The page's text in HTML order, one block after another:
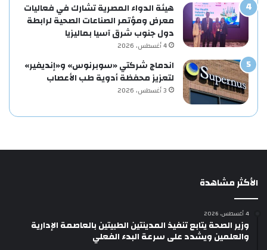
هيئة الدواء المصرية تشارك في فعاليات
معرض ومؤتمر الصناعات الصحية لرابطة
دول جنوب شرق آسيا بماليزيا
4 أغسطس، 2026
اندماج شركتي «سوبرنوس» و«إنديفير»
لتعزيز محفظة أدوية طب الأعصاب
3 أغسطس، 2026
الأكثر مشاهدة
4 أغسطس، 2026
وزير الصحة يتابع تنفيذ المدينتين الطبيتين بالعاصمة الإدارية
والعلمين ويشدد على سرعة البدء الفعلي